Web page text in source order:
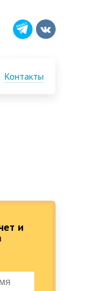
и
Контакты